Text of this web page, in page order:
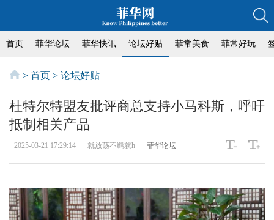
首页 菲华论坛 菲华快讯 论坛好贴 菲常美食 菲常好玩
> 首页 > 论坛好贴
杜特尔特盟友批评商总支持小马科斯，呼吁
抵制相关产品
2025-03-21 17:29:14 就放荡不羁就h 菲华论坛